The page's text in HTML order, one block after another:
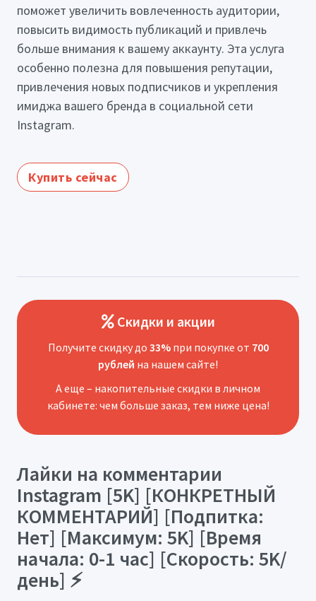
поможет увеличить вовлеченность аудитории,
повысить видимость публикаций и привлечь
больше внимания к вашему аккаунту. Эта услуга
особенно полезна для повышения репутации,
привлечения новых подписчиков и укрепления
имиджа вашего бренда в социальной сети
Instagram.
Купить сейчас
Скидки и акции
Получите скидку до 33%при покупке от 700
рублей на нашем сайте!
А еще – накопительные скидки в личном
кабинете: чем больше заказ, тем ниже цена!
Лайки на комментарии
Instagram [5K] [КОНКРЕТНЫЙ
КОММЕНТАРИЙ] [Подпитка:
Нет] [Максимум: 5K] [Время
начала: 0-1 час] [Скорость: 5K/
день] ⚡️